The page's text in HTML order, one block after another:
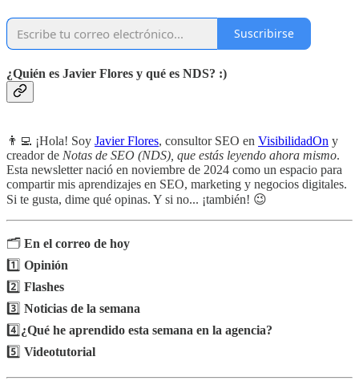
Suscribirse
¿Quién es Javier Flores y qué es NDS? :)
👨‍💻 ¡Hola! Soy Javier Flores, consultor SEO en VisibilidadOn y
creador de Notas de SEO (NDS), que estás leyendo ahora mismo.
Esta newsletter nació en noviembre de 2024 como un espacio para
compartir mis aprendizajes en SEO, marketing y negocios digitales.
Si te gusta, dime qué opinas. Y si no... ¡también! 😉
🗂️ En el correo de hoy
1️⃣ Opinión
2️⃣ Flashes
3️⃣ Noticias de la semana
4️⃣ ¿Qué he aprendido esta semana en la agencia?
5️⃣ Videotutorial